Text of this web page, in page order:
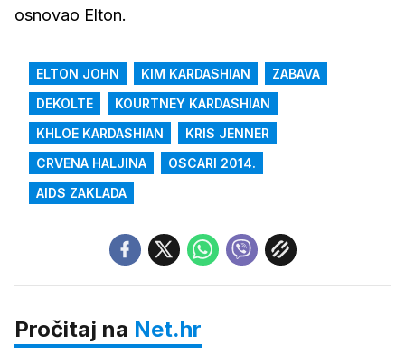
osnovao Elton.
ELTON JOHN KIM KARDASHIAN
ZABAVA
DEKOLTE
KOURTNEY KARDASHIAN
KHLOE KARDASHIAN
KRIS JENNER
CRVENA HALJINA
OSCARI 2014.
AIDS ZAKLADA
Pročitaj na Net.hr